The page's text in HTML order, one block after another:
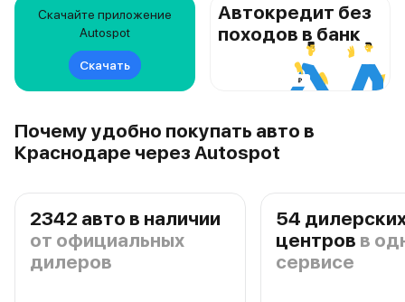
Скачайте приложение
Autospot
Скачать
Автокредит без
походов в банк
Почему удобно покупать авто в
Краснодаре через Autospot
2342 авто в наличии
от официальных
дилеров
54
центров в
сервисе